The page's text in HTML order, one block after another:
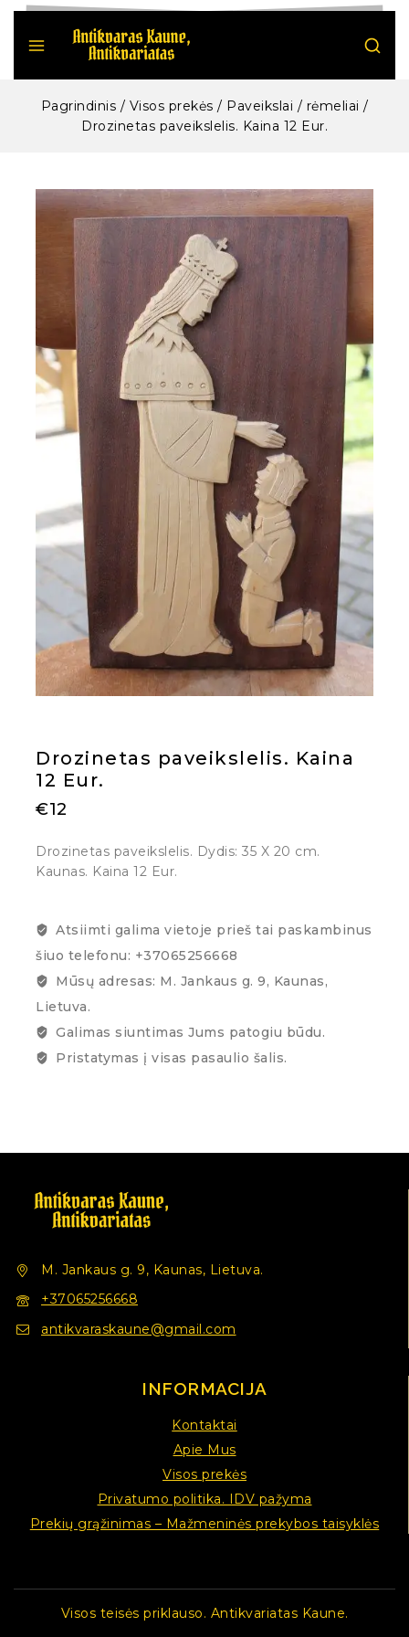
Pagrindinis / Visos prekės / Paveikslai / rėmeliai /
Drozinetas paveikslelis. Kaina 12 Eur.
Drozinetas paveikslelis. Kaina
12 Eur.
€12
Drozinetas paveikslelis. Dydis: 35 X 20 cm.
Kaunas. Kaina 12 Eur.
Atsiimti galima vietoje prieš tai paskambinus
šiuo telefonu: +37065256668
Mūsų adresas: M. Jankaus g. 9, Kaunas,
Lietuva.
Galimas siuntimas Jums patogiu būdu.
Pristatymas į visas pasaulio šalis.
M. Jankaus g. 9, Kaunas, Lietuva.
+37065256668
antikvaraskaune@gmail.com
INFORMACIJA
Kontaktai
Apie Mus
Visos prekės
Privatumo politika. IDV pažyma
Prekių grąžinimas – Mažmeninės prekybos taisyklės
Visos teisės priklauso. Antikvariatas Kaune.